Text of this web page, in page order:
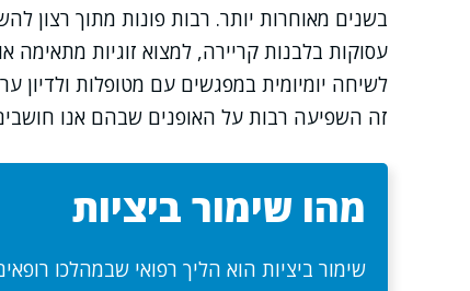
בשנים מאוחרות יותר. רבות פונות מתוך רצון
עסוקות בלבנות קריירה, למצוא זוגיות
לשיחה יומיומית במפגשים עם מטופלות
זה השפיעה רבות על האופנים שבהם אנו
מהו שימור ביציות
שימור ביציות הוא הליך רפואי שבמהלכו